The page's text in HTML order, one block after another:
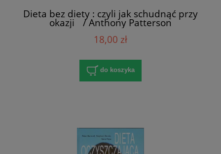
Dieta bez diety : czyli jak schudnąć przy
okazji / Anthony Patterson
18,00 zł
do koszyka